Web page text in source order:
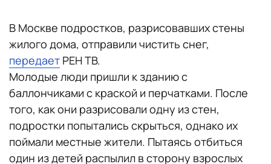
В Москве подростков, разрисовавших стены
жилого дома, отправили чистить снег,
передает РЕН ТВ.
Молодые люди пришли к зданию с
баллончиками с краской и перчатками. После
того, как они разрисовали одну из стен,
подростки попытались скрыться, однако их
поймали местные жители. Пытаясь отбиться
один из детей распылил в сторону взрослых